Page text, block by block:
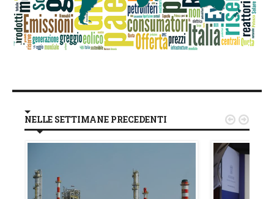
NELLE SETTIMANE PRECEDENTI  